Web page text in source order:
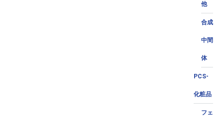
他
合成
中間
体
PCS-
化粧品
フェ